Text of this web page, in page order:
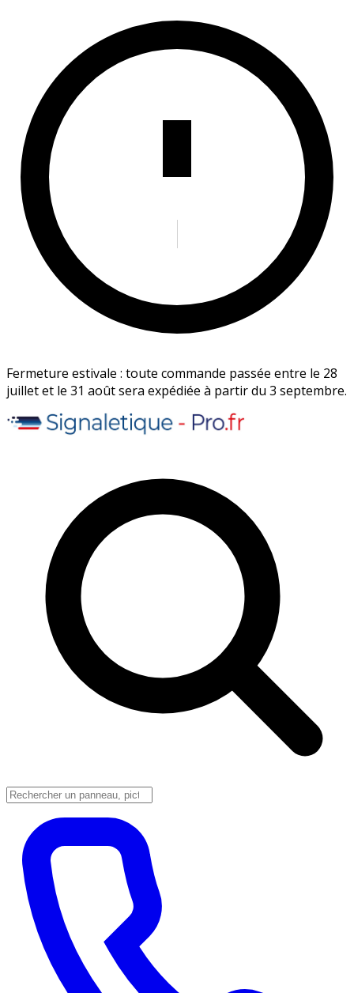
Fermeture estivale : toute commande passée entre le 28
juillet et le 31 août sera expédiée à partir du 3 septembre.